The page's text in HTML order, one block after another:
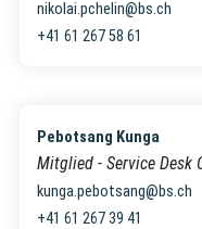
nikolai.pchelin@bs.ch
+41 61 267 58 61
Pebotsang Kunga
Mitglied - Service Desk
kunga.pebotsang@bs.ch
+41 61 267 39 41